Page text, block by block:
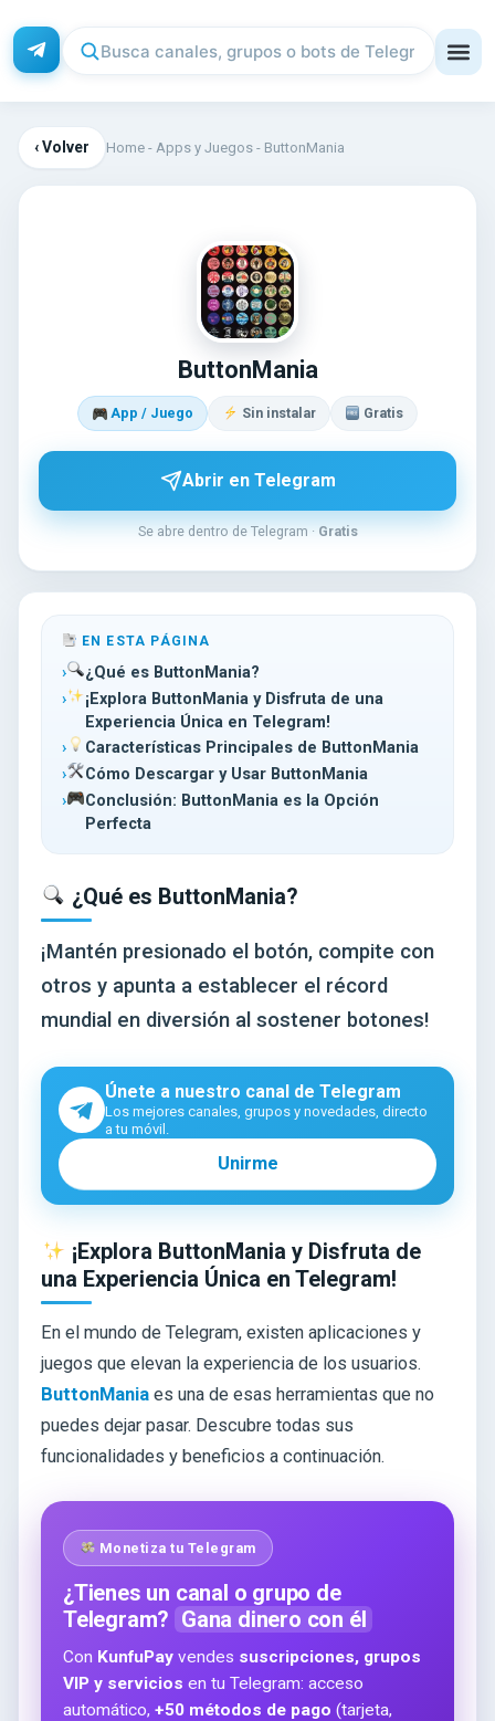
‹ Volver Home - Apps y Juegos - ButtonMania
BU
ButtonMania
App / Juego Sin instalar Gratis
Abrir en Telegram
Se abre dentro de Telegram · Gratis
EN ESTA PÁGINA
¿Qué es ButtonMania?
¡Explora ButtonMania y Disfruta de una
Experiencia Única en Telegram!
Características Principales de ButtonMania
Cómo Descargar y Usar ButtonMania
Conclusión: ButtonMania es la Opción
Perfecta
¿Qué es ButtonMania?
¡Mantén presionado el botón, compite con
otros y apunta a establecer el récord
mundial en diversión al sostener botones!
Únete a nuestro canal de Telegram
Los mejores canales, grupos y novedades, directo
a tu móvil.
Unirme
¡Explora ButtonMania y Disfruta de
una Experiencia Única en Telegram!
En el mundo de Telegram, existen aplicaciones y
juegos que elevan la experiencia de los usuarios.
ButtonMania es una de esas herramientas que no
puedes dejar pasar. Descubre todas sus
funcionalidades y beneficios a continuación.
Monetiza tu Telegram
¿Tienes un canal o grupo de
Telegram? Gana dinero con él
Con KunfuPay vendes suscripciones, grupos
VIP y servicios en tu Telegram: acceso
automático, +50 métodos de pago (tarjeta,